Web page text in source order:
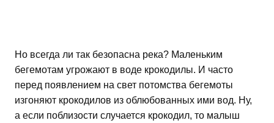
Но всегда ли так безопасна река? Маленьким
бегемотам угрожают в воде крокодилы. И часто
перед появлением на свет потомства бегемоты
изгоняют крокодилов из облюбованных ими вод. Ну,
а если поблизости случается крокодил, то малыш